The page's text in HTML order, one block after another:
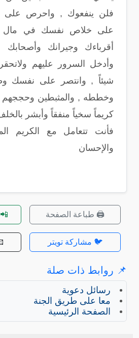
فلن ينفعوك , واحرص
على خلاص نفسك في مال
أقرباءك وجيرانك
وأدخل السرور عليهم
شيئاً , وانتصر على نفسك
وخططه , والمثبطين وحججهم
كريماً سخياً منفقاً وأبشر
فأنت تتعامل مع الكريم
والإحسان
🖨️ طباعة الصفحة
🐦 مشاركة تويتر
📌 روابط ذات صلة
رسائل دعوية
معا على طريق الجنة
الصفحة الرئيسية